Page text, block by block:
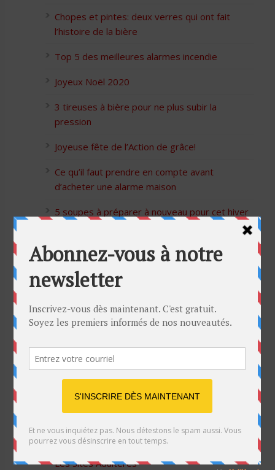
Chopes et pintes: deux verres qui ont fait
l’histoire de la bière
Top 5 des meilleures alarmes incendie
Joyeux Noël 2020
3 tireuses à bière pour ne plus subir la
pression
Joyeuse fête de l’Action de grâce!
Ce qu’il faut prendre en compte avant
d’acheter une alarme maison
5 soupes à préparer à nouveau pour cet hiver
5 idées cadeaux Moulinex pour votre mère
pour l’Action de Grâce
Blague de café: Une femme infidèle trompe
son mari
Listes des Sites de Rencontre
Les Sites Libertins
Les Apps pour les Couples Échangistes
Les Sites Adultères